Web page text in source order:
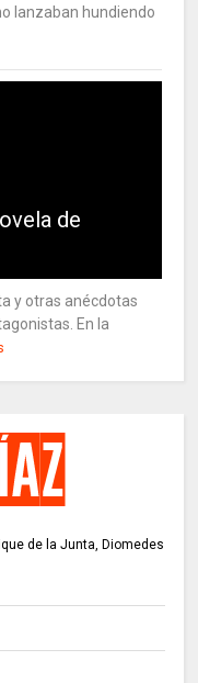
lanzaban hundiendo
de
y otras anécdotas
En la
de la Junta, Diomedes